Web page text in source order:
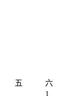
五
六
1